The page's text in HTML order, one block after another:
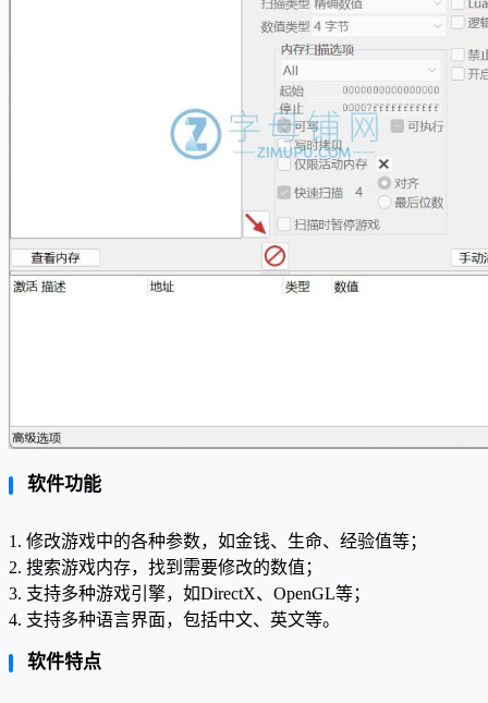
软件功能
1. 修改游戏中的各种参数，如金钱、生命、经验值等；
2. 搜索游戏内存，找到需要修改的数值；
3. 支持多种游戏引擎，如DirectX、OpenGL等；
4. 支持多种语言界面，包括中文、英文等。
软件特点